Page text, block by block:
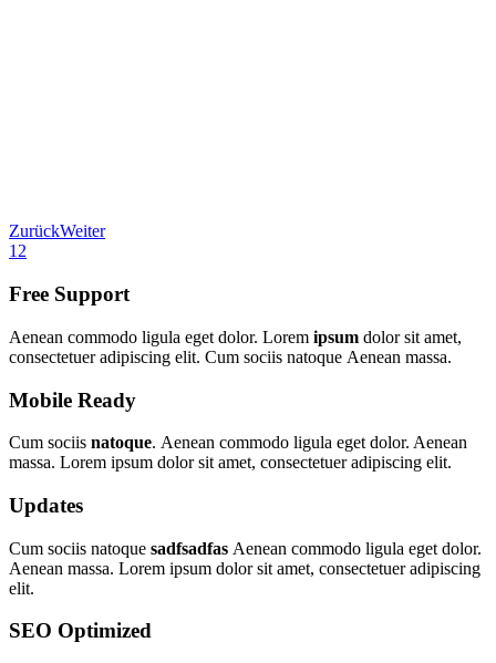
ZurückWeiter
12
Free Support
Aenean commodo ligula eget dolor. Lorem ipsum dolor sit amet,
consectetuer adipiscing elit. Cum sociis natoque Aenean massa.
Mobile Ready
Cum sociis natoque. Aenean commodo ligula eget dolor. Aenean
massa. Lorem ipsum dolor sit amet, consectetuer adipiscing elit.
Updates
Cum sociis natoque sadfsadfas Aenean commodo ligula eget dolor.
Aenean massa. Lorem ipsum dolor sit amet, consectetuer adipiscing
elit.
SEO Optimized